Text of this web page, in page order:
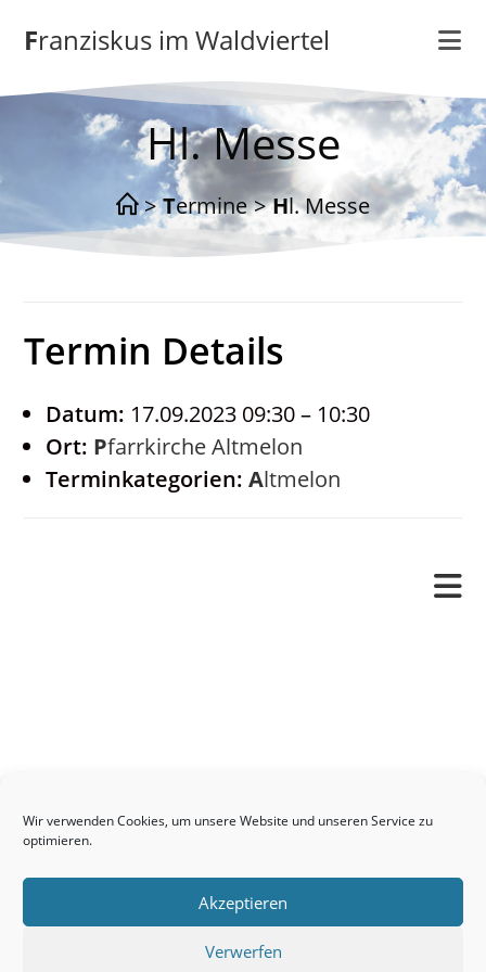
Wir verwenden Cookies, um unsere Website und unseren Service zu
optimieren.
Akzeptieren
Verwerfen
Inhalt
springenFranziskus im Waldviertel
Hl. Messe
> Termine > Hl. Messe
Termin Details
Datum: 17.09.2023 09:30– 10:30
Ort:
Pfarrkirche Altmelon
Terminkategorien:
Altmelon
Kontakt
Links
Neuigkeiten
Seelsorge / Sakramente